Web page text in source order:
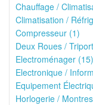
Chauffage /
Climatisation /
Compresseur (1)
Deux Roues /
Electroménager (15)
Electronique /
Equipement
Horlogerie /